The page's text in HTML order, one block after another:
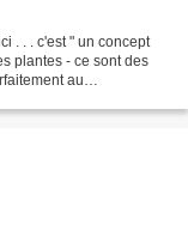
. . . c'est " un concept
plantes - ce sont des
au